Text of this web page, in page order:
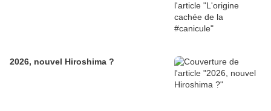
2026, nouvel Hiroshima ?